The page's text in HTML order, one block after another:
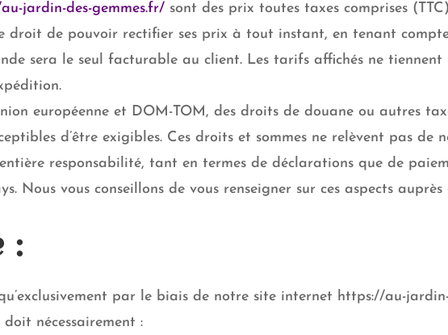
jardin-des-gemmes.fr/ sont des prix toutes taxes comprises
droit de pouvoir rectifier ses prix à tout instant, en tenant
sera le seul facturable au client. Les tarifs affichés ne tiennent
européenne et DOM-TOM, des droits de douane ou autres
d’être exigibles. Ces droits et sommes ne relèvent pas de
responsabilité, tant en termes de déclarations que de
Nous vous conseillons de vous renseigner sur ces aspects
:
par le biais de notre site internet https://au-
nécessairement :